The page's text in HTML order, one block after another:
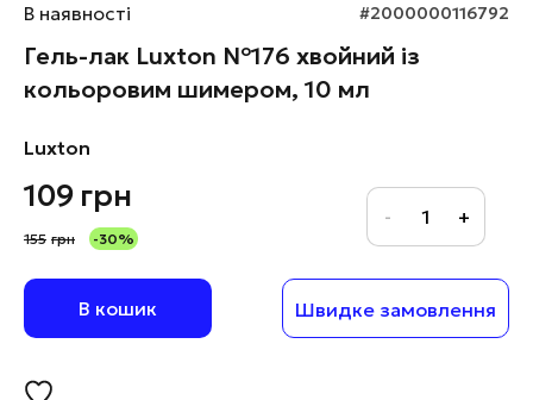
В наявності #2000000116792
Гель-лак Luxton №176 хвойний із
кольоровим шимером, 10 мл
Luxton
109 грн
155 грн -30%
В кошик Швидке замовлення